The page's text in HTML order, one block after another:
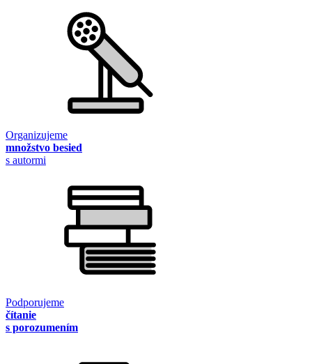
Organizujeme
množstvo besied
s autormi
Podporujeme
čítanie
s porozumením